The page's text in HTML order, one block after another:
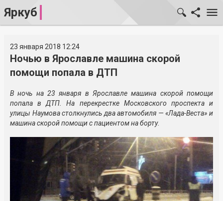
Яркуб
23 января 2018 12:24
Ночью в Ярославле машина скорой
помощи попала в ДТП
В ночь на 23 января в Ярославле машина скорой помощи
попала в ДТП. На перекрестке Московского проспекта и
улицы Наумова столкнулись два автомобиля — «Лада-Веста» и
машина скорой помощи с пациентом на борту.